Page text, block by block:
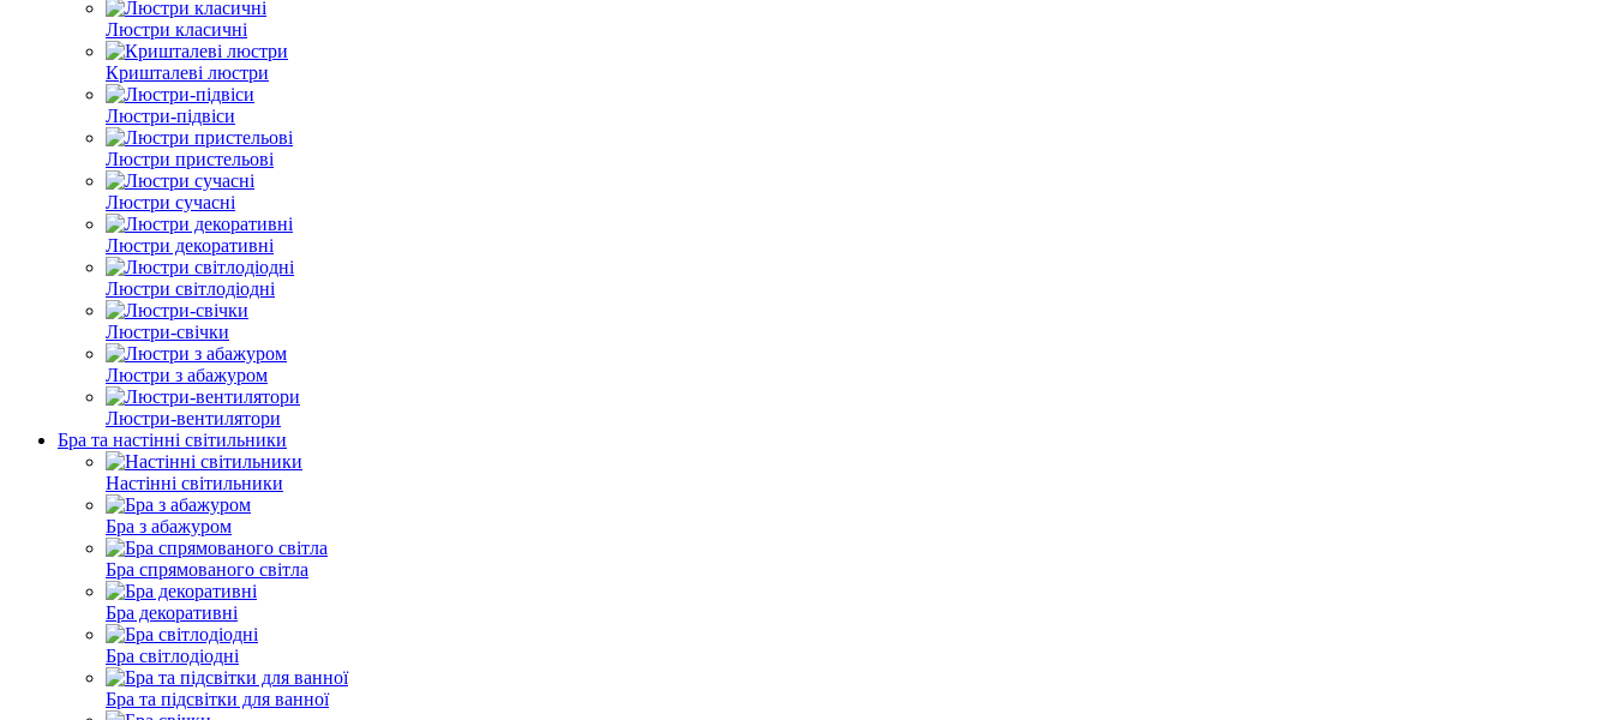
Люстри класичні
Кришталеві люстри
Люстри-підвіси
Люстри пристельові
Люстри сучасні
Люстри декоративні
Люстри світлодіодні
Люстри-свічки
Люстри з абажуром
Люстри-вентилятори
Бра та настінні світильники
Настінні світильники
Бра з абажуром
Бра спрямованого світла
Бра декоративні
Бра світлодіодні
Бра та підсвітки для ванної